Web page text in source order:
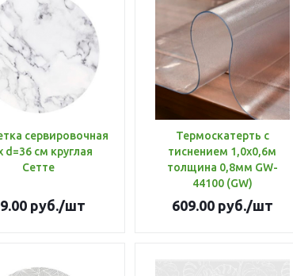
сервировочная
d=36 см круглая
Сетте
руб./шт
Термоскатерть с
тиснением 1,0х0,6м
толщина 0,8мм GW-
44100 (GW)
609.00руб./шт